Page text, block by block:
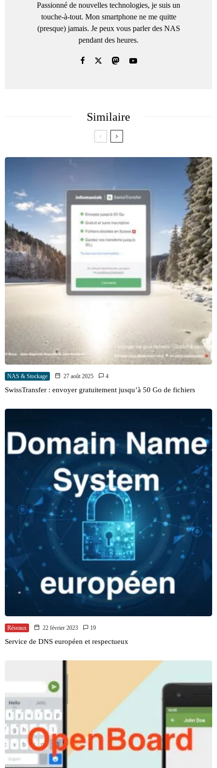
Passionné de nouvelles technologies, je suis un
touche-à-tout. Mon smartphone ne me quitte
(presque) jamais. Je peux vous parler des NAS
pendant des heures.
Similaire
NAS & Stockage 27 août 2025 4
SwissTransfer : envoyer gratuitement jusqu’à 50 Go de fichiers
Réseaux 22 février 2023 19
Service de DNS européen et respectueux